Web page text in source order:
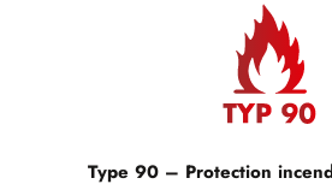
Type 90 – Protection